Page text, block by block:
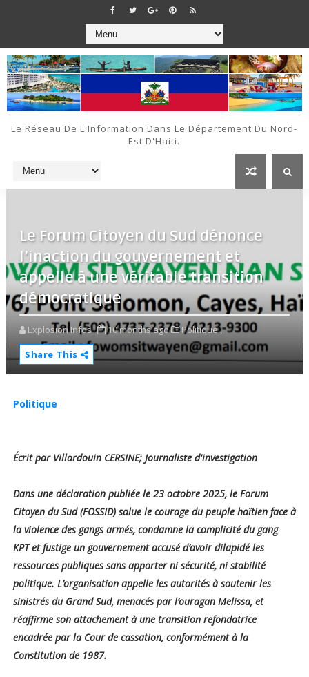
Le Réseau De L'Information Dans Le Département Du Nord-
Est D'Haiti.
Le Forum Citoyen du Sud dénonce
l’inaction du gouvernement et
appelle à une véritable transition
démocratique
Explosion Infos 10 months ago
Politique ,
Share This
Politique
Écrit par Villardouin CERSINE; Journaliste d'investigation
Dans une déclaration publiée le 23 octobre 2025, le Forum
Citoyen du Sud (FOSSID) salue le courage du peuple haïtien face à
la violence des gangs armés, condamne la complicité du gang
KPT et fustige un gouvernement accusé d’avoir dilapidé les
ressources publiques sans apporter ni sécurité, ni stabilité
politique. L’organisation appelle les autorités à soutenir les
sinistrés du Grand Sud, menacés par l’ouragan Melissa, et
réaffirme son attachement à une transition refondatrice
encadrée par la Cour de cassation, conformément à la
Constitution de 1987.